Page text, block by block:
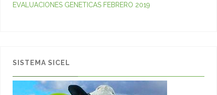
EVALUACIONES GENETICAS FEBRERO 2019
SISTEMA SICEL